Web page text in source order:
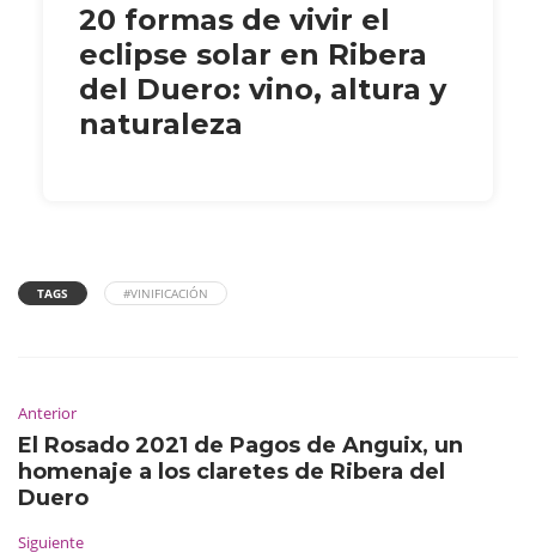
20 formas de vivir el
eclipse solar en Ribera
del Duero: vino, altura y
naturaleza
TAGS #VINIFICACIÓN
Anterior
El Rosado 2021 de Pagos de Anguix, un
homenaje a los claretes de Ribera del
Duero
Siguiente